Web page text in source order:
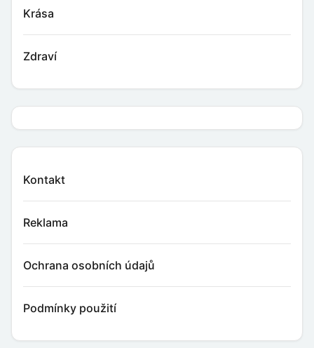
Krása
Zdraví
Kontakt
Reklama
Ochrana osobních údajů
Podmínky použití